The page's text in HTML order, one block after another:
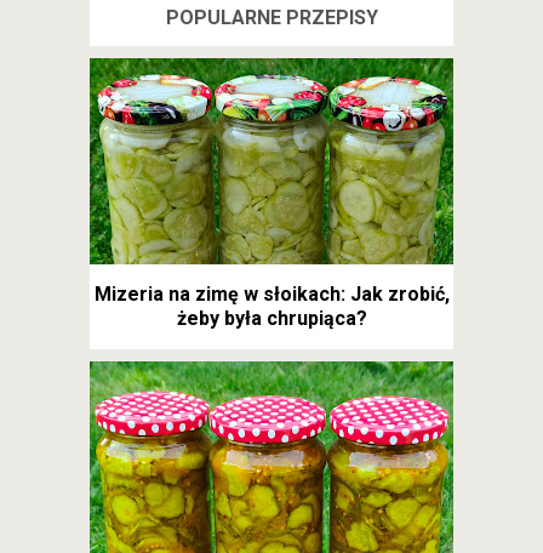
POPULARNE PRZEPISY
Mizeria na zimę w słoikach: Jak zrobić,
żeby była chrupiąca?